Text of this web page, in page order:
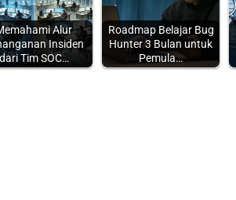
Alur
Insiden
dari Tim SOC…
Roadmap Belajar Bug
Hunter 3 Bulan untuk
Pemula…